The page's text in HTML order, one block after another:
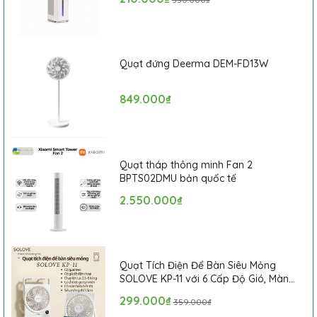
Quạt đứng Deerma DEM-FD13W
849.000₫
Quạt tháp thông minh Fan 2
BPTS02DMU bản quốc tế
2.550.000₫
Quạt Tích Điện Để Bàn Siêu Mỏng
SOLOVE KP-11 với 6 Cấp Độ Gió, Màn
299.000₫ 359.000₫